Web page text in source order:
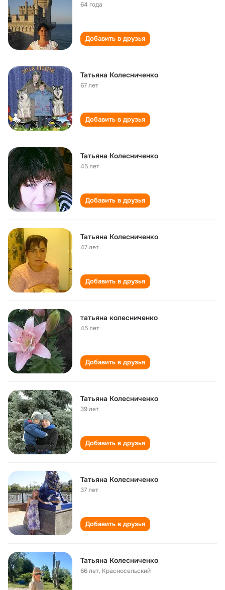
64 года
Добавить в друзья
Татьяна Колесниченко
67 лет
Добавить в друзья
Татьяна Колесниченко
45 лет
Добавить в друзья
Татьяна Колесниченко
47 лет
Добавить в друзья
татьяна колесниченко
45 лет
Добавить в друзья
Татьяна Колесниченко
39 лет
Добавить в друзья
Татьяна Колесниченко
37 лет
Добавить в друзья
Татьяна Колесниченко
66 лет, Красносельский